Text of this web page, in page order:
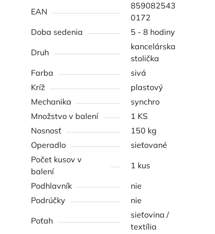
EAN
859082543
0172
Doba sedenia
5 - 8 hodiny
Druh
kancelárska
stolička
Farba
sivá
Kríž
plastový
Mechanika
synchro
Množstvo v balení
1 KS
Nosnosť
150 kg
Operadlo
sieťované
Počet kusov v
balení
1 kus
Podhlavník
nie
Podrúčky
nie
Poťah
sieťovina /
textília